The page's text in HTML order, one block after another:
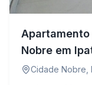
Nobre em
Cidade Nobre,